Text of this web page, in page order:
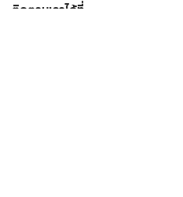
ติดตามเราได้ที่